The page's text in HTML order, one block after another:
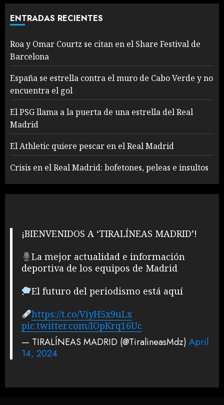
ENTRADAS RECIENTES
Roa y Omar Courtz se citan en el Share Festival de
Barcelona
España se estrella contra el muro de Cabo Verde y no
encuentra el gol
El PSG llama a la puerta de una estrella del Real
Madrid
El Athletic quiere pescar en el Real Madrid
Crisis en el Real Madrid: bofetones, peleas e insultos
¡BIENVENIDOS A ‘TIRALÍNEAS MADRID’!
La mejor actualidad e información
deportiva de los equipos de Madrid
El futuro del periodismo está aquí
https://t.co/ViyH5x9uLx
pic.twitter.com/IOpKrq16Uc
— TIRALÍNEAS MADRID (@TiralineasMdz) April
14, 2024